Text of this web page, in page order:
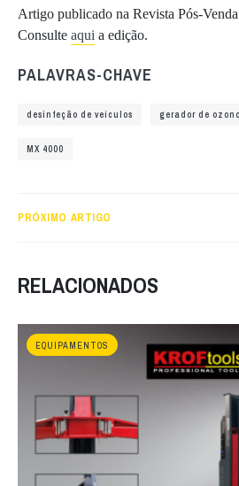
Artigo publicado na Revista Pós-
Consulte aqui a edição.
PALAVRAS-CHAVE
desinfeção de veículos gerador de ozono
MX 4000
PRÓXIMO ARTIGO
RELACIONADOS
EQUIPAMENTOS